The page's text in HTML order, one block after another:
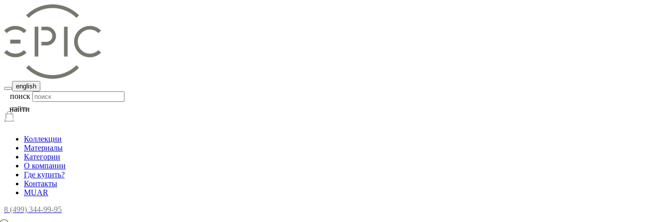
english
поиск
Коллекции
Материалы
Категории
О компании
Где купить?
Контакты
MUAR
8 (499) 344-99-95
найти